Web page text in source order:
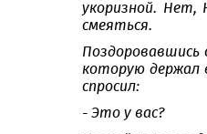
укоризной. Нет,
смеяться.
Поздоровавшись
которую держал
спросил:
- Это у вас?